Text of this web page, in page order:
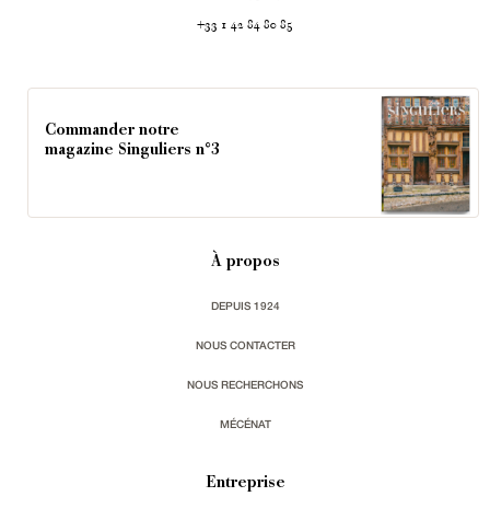
+33 1 42 84 80 85
Commander notre
magazine Singuliers n°3
À propos
DEPUIS 1924
NOUS CONTACTER
NOUS RECHERCHONS
MÉCÉNAT
Entreprise